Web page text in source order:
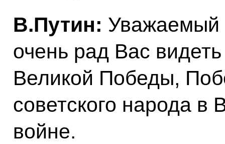
В.Путин: Уважаемый
очень рад Вас
Великой Победы,
советского народа в
войне.